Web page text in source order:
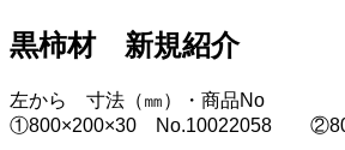
黒柿材 新規紹介
左から 寸法（㎜）・商品No
①800×200×30 No.10022058